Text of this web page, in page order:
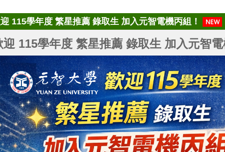
115學年度 繁星推薦 錄取生 加入元智電機丙組！
迎 115學年度 繁星推薦 錄取生 加入元智電